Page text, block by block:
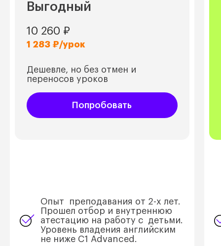
Выгодный
10 260 ₽
1 283 ₽/урок
Дешевле, но без отмен и
переносов уроков
Попробовать
Опыт преподавания от 2-х лет.
Прошел отбор и внутреннюю
атестацию на работу с детьми.
Уровень владения английским
не ниже С1 Advanced.